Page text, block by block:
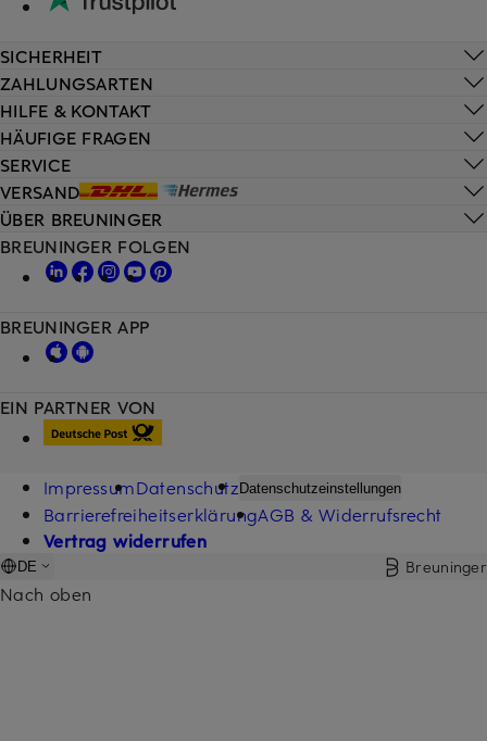
HILFE & KONTAKT
HÄUFIGE FRAGEN
SERVICE
VERSAND
SICHERHEIT
ZAHLUNGSARTEN
ÜBER BREUNINGER
EIN PARTNER VON
BREUNINGER FOLGEN
BREUNINGER APP
ImpressumDatenschutzDatenschutzeinstellungen
BarrierefreiheitserklärungAGB & Widerrufsrecht
Vertrag widerrufen
DE Breuninger
Nach oben